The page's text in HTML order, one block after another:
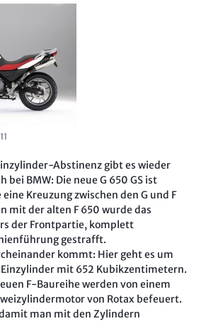
Abstinenz gibt es wieder
bei BMW: Die neue G 650 GS ist
Kreuzung zwischen den G und F
mit der alten F 650 wurde das
der Frontpartie, komplett
gestrafft.
kommt: Hier geht es um
mit 652 Kubikzentimetern.
F-Baureihe werden von einem
von Rotax befeuert.
man mit den Zylindern